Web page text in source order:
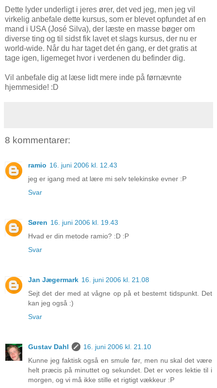
Dette lyder underligt i jeres ører, det ved jeg, men jeg vil
virkelig anbefale dette kursus, som er blevet opfundet af en
mand i USA (José Silva), der læste en masse bøger om
diverse ting og til sidst fik lavet et slags kursus, der nu er
world-wide. Når du har taget det én gang, er det gratis at
tage igen, ligemeget hvor i verdenen du befinder dig.
Vil anbefale dig at læse lidt mere inde på førnævnte
hjemmeside! :D
8 kommentarer:
ramio 16. juni 2006 kl. 12.43
jeg er igang med at lære mi selv telekinske evner :P
Svar
Søren 16. juni 2006 kl. 19.43
Hvad er din metode ramio? :D :P
Svar
Jan Jægermark 16. juni 2006 kl. 21.08
Sejt det der med at vågne op på et bestemt tidspunkt. Det
kan jeg også :)
Svar
Gustav Dahl
16. juni 2006 kl. 21.10
Kunne jeg faktisk også en smule før, men nu skal det være
helt præcis på minuttet og sekundet. Det er vores lektie til i
morgen, og vi må ikke stille et rigtigt vækkeur :P